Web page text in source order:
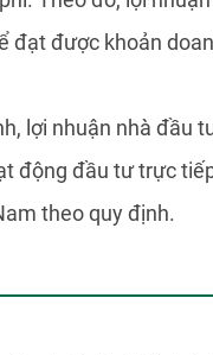
đạt được khoản
lợi nhuận nhà đầu
động đầu tư trực
theo quy định.